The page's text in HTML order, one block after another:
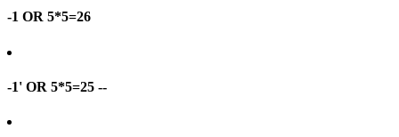
-1 OR 5*5=26
-1' OR 5*5=25 --